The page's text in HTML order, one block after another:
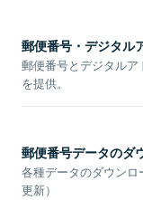
郵便番号・デジタル
郵便番号とデジタル
を提供。
郵便番号データのダ
各種データのダウンロ
更新）